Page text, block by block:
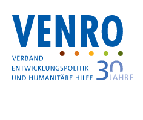
content